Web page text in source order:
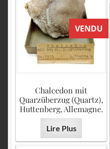
VENDU
Chalcedon mit
Quarzüberzug (Quartz),
Huttenberg, Allemagne.
Lire Plus